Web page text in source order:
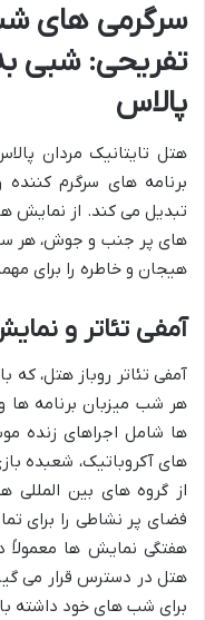
سرگرمی های
تفریحی: شبی
پالاس
هتل تایتانیک مردان
برنامه های سرگرم
تبدیل می کند. از نمایش
های پر جنب و جوش، هر
هیجان و خاطره را برای
آمفی تئاتر و
آمفی تئاتر روباز هتل، که
هر شب میزبان برنامه
ها شامل اجراهای زنده
های آکروباتیک، شعبده
از گروه های بین المللی
فضای پر نشاطی را برای
هفتگی نمایش ها معمولاً
هتل در دسترس قرار می
برای شب های خود داشته